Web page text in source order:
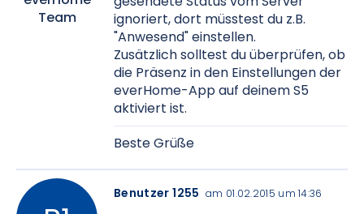
Team
ignoriert, dort müsstest du z.B.
"Anwesend" einstellen.
Zusätzlich solltest du überprüfen, ob
die Präsenz in den Einstellungen der
everHome-App auf deinem S5
aktiviert ist.
Beste Grüße
Benutzer 1255 am 01.02.2015 um 14:36